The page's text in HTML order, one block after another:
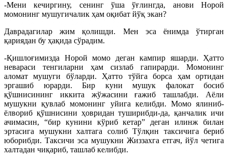
-Мени кечиргину, сенинг ўша ўғлингда, анови Норой
момонинг мушугичалик ҳам оқибат йўқ экан?
Даврадагилар жим қолишди. Мен эса ёнимда ўтирган
қариядан бу ҳақида сўрадим.
-Қишлоғимизда Норой момо деган кампир яшарди. Ҳатто
невараси тенгиларни ҳам сизлаб гапирарди. Момонинг
аломат мушуги бўларди. Ҳатто тўйга борса ҳам ортидан
эргашиб юрарди. Бир куни мушук фалокат босиб
қўшнисининг иккита жўжасини ғажиб ташлабди. Аёли
мушукни қувлаб момонинг уйига келибди. Момо ялиниб-
ёлвориб қўшнисини ҳовридан туширибди-да, қанчалик ичи
ачимасин, “бир кунини кўриб кетар” деган илинж билан
эртасига мушукни халтага солиб Тўлқин таксичига бериб
юборибди. Таксичи эса мушукни Жиззахга етгач, йўл четига
халтадан чиқариб, ташлаб келибди.